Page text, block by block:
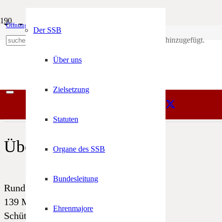
Öffnungszeiten
+39 0471 974 078 wurde deinem Warenkorb hinzugefügt.
Der SSB
Über uns
Zielsetzung
Statuten
Organe des SSB
Bundesleitung
Ehrenmajore
Wanderungen
Über uns
Rund 5.000 Schützen, Jungschützen in
139 Mitgliedskompanien und 2
Schützenkapellen – das ist der